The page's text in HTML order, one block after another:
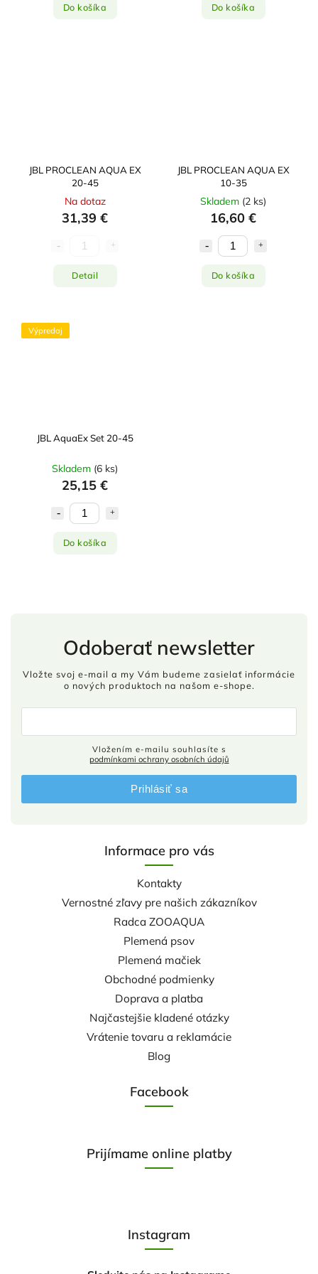
Do košíka Do košíka
JBL PROCLEAN AQUA EX
20-45
Na dotaz
31,39 €
Detail
JBL PROCLEAN AQUA EX
10-35
Skladem (2 ks)
16,60 €
Do košíka
Výpredaj
JBL AquaEx Set 20-45
Skladem (6 ks)
25,15 €
Do košíka
Informace pro vás
Kontakty
Vernostné zľavy pre našich zákazníkov
Radca ZOOAQUA
Plemená psov
Plemená mačiek
Obchodné podmienky
Doprava a platba
Najčastejšie kladené otázky
Vrátenie tovaru a reklamácie
Blog
Facebook
Odoberať newsletter
Vložte svoj e-mail a my Vám budeme zasielať informácie
o nových produktoch na našom e-shope.
podmínkami ochrany osobních údajů
Prihlásiť sa
Prijímame online platby
Instagram